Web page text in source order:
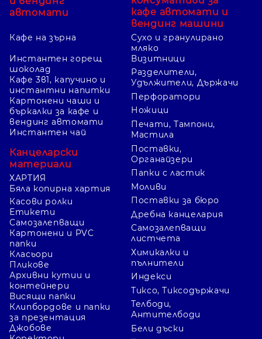
автомати
Кафе на зърна
кафе автомати и
вендинг машини
Сухо и гранулирано
мляко
Инстантен горещ
шоколад
Кафе 3в1, капучино и
инстантни напитки
Картонени чаши и
бъркалки за кафе и
вендинг автомати
Инстантен чай
Канцеларски
материали
ХАРТИЯ
Бяла копирна хартия
Касови ролки
Етикети
Самозалепващи
Картонени и PVC
папки
Класьори
Пликове
Архивни кутии и
контейнери
Висящи папки
Клипбордове и папки
за презентация
Джобове
Визитници
Разделители,
Удължители, Държачи
Перфоратори
Ножици
Печати, Тампони,
Мастила
Поставки,
Органайзери
Папки с ластик
Моливи
Поставки за бюро
Дребна канцелария
Самозалепващи
листчета
Химикалки и
пълнители
Индекси
Тиксо, Тиксодържачи
Телбоди,
Антителбоди
Бели дъски